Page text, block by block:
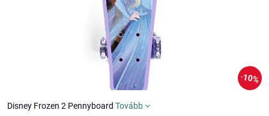
10%
Disney Frozen 2 Pennyboard Tovább